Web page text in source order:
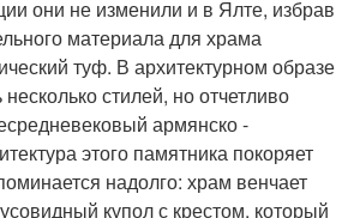
они не изменили и в Ялте, избрав
материала для храма
туф. В архитектурном образе
стилей, но отчетливо
армянско -
этого памятника покоряет
надолго: храм венчает
купол с крестом, который